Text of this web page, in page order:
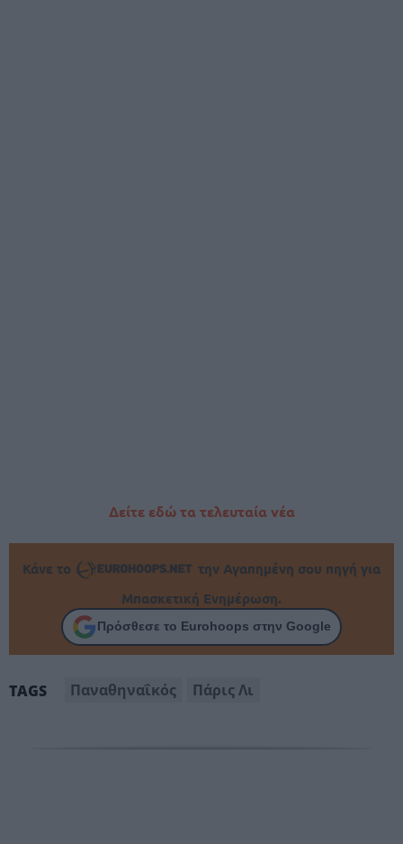
Δείτε εδώ τα τελευταία νέα
Κάνε το
την Αγαπημένη σου πηγή για
Μπασκετική Ενημέρωση.
Πρόσθεσε το Eurohoops στην Google
TAGS Παναθηναΐκός Πάρις Λι